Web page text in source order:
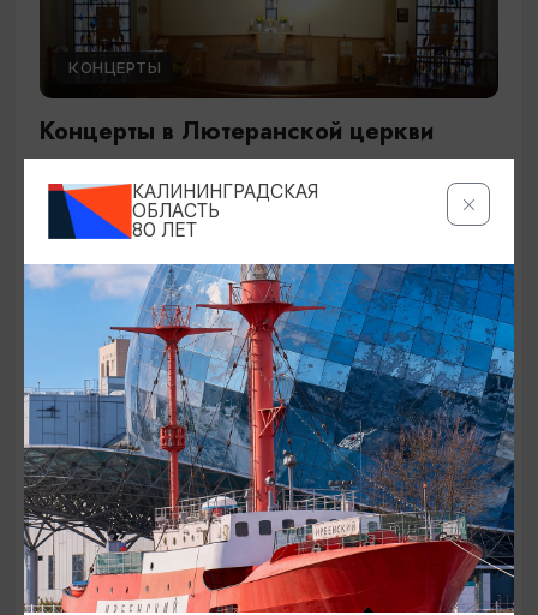
КОНЦЕРТЫ
Концерты в Лютеранской церкви
19.07.2026 - 19.08.2026, 19:00
Калининград, Евангелическо-лютеранская церковь
«Воскресения»
ОТ 250₽
ДЕТЯМ
КАЛИНИНГРАДСКАЯ
ОБЛАСТЬ
80 ЛЕТ